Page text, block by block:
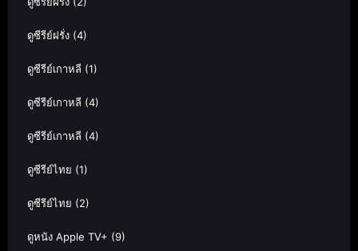
ดูซีรีย์ฝรั่ง (4)
ดูซีรีย์เกาหลี (1)
ดูซีรีย์เกาหลี (4)
ดูซีรีย์เกาหลี (4)
ดูซีรีย์ไทย (1)
ดูซีรีย์ไทย (2)
ดูหนัง Apple TV+ (9)